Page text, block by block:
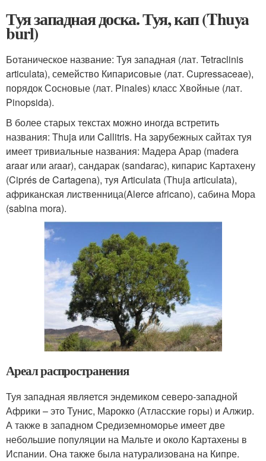
Туя западная доска. Туя, кап (Thuya
burl)
Ботаническое название: Туя западная (лат. Tetraclinis
articulata), семейство Кипарисовые (лат. Cupressаceae),
порядок Сосновые (лат. Pinales) класс Хвойные (лат.
Pinopsida).
В более старых текстах можно иногда встретить
названия: Thuja или Callitris. На зарубежных сайтах туя
имеет тривиальные названия: Мадера Арар (madera
araar или аraar), сандарак (sandarac), кипарис Картахену
(Ciprés de Cartagena), туя Articulata (Thuja articulata),
африканская лиственница(Alerce africano), сабина Мора
(sabina mora).
Ареал распространения
Туя западная является эндемиком северо-западной
Африки – это Тунис, Марокко (Атласские горы) и Алжир.
А также в западном Средиземноморье имеет две
небольшие популяции на Мальте и около Картахены в
Испании. Она также была натурализована на Кипре.